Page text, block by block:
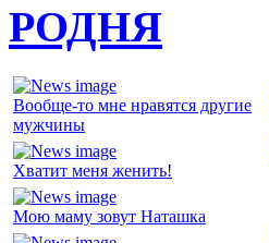
РОДНЯ
Вообще-то мне нравятся другие
мужчины
Хватит меня женить!
Мою маму зовут Наташка